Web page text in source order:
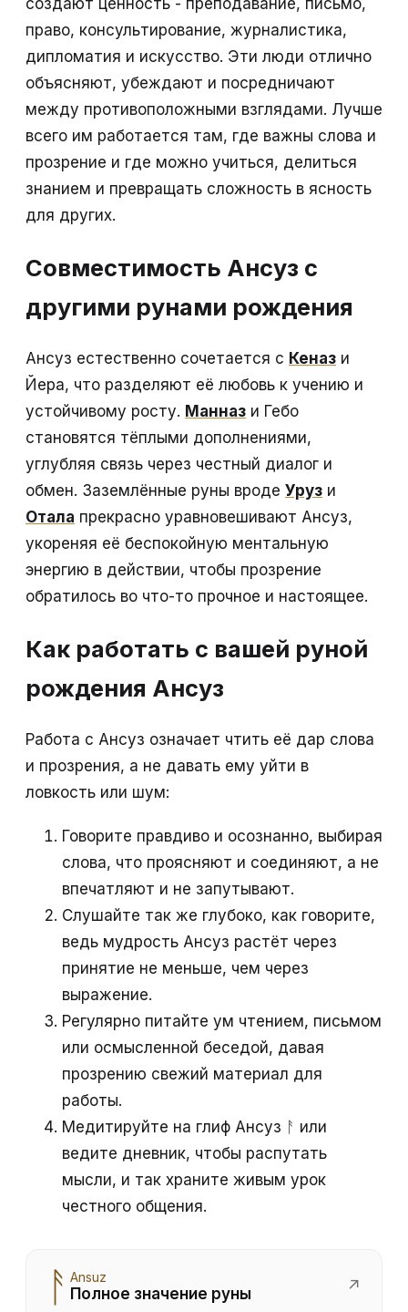
право, консультирование, журналистика,
дипломатия и искусство. Эти люди отлично
объясняют, убеждают и посредничают
между противоположными взглядами. Лучше
всего им работается там, где важны слова и
прозрение и где можно учиться, делиться
знанием и превращать сложность в ясность
для других.
Совместимость Ансуз с
другими рунами рождения
Ансуз естественно сочетается с Кеназ и
Йера, что разделяют её любовь к учению и
устойчивому росту. Манназ и Гебо
становятся тёплыми дополнениями,
углубляя связь через честный диалог и
обмен. Заземлённые руны вроде Уруз и
Отала прекрасно уравновешивают Ансуз,
укореняя её беспокойную ментальную
энергию в действии, чтобы прозрение
обратилось во что-то прочное и настоящее.
Как работать с вашей руной
рождения Ансуз
Работа с Ансуз означает чтить её дар слова
и прозрения, а не давать ему уйти в
ловкость или шум:
Говорите правдиво и осознанно, выбирая
слова, что проясняют и соединяют, а не
впечатляют и не запутывают.
Слушайте так же глубоко, как говорите,
ведь мудрость Ансуз растёт через
принятие не меньше, чем через
выражение.
Регулярно питайте ум чтением, письмом
или осмысленной беседой, давая
прозрению свежий материал для
работы.
Медитируйте на глиф Ансуз ᚨ или
ведите дневник, чтобы распутать
мысли, и так храните живым урок
честного общения.
ᚨ Ansuz
Полное значение руны ↗